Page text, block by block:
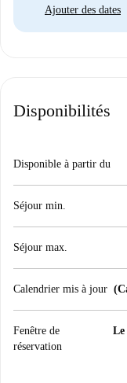
Ajouter des dates
Disponibilités
Disponible à partir du
Séjour min.
Séjour max.
Calendrier mis à jour
Fenêtre de
réservation
Le